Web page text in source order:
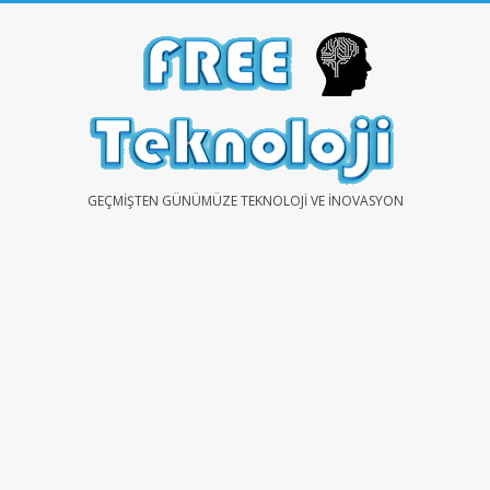
FREEGEÇMIŞTEN GÜNÜMÜZE TEKNOLOJI VE İNOVASYON